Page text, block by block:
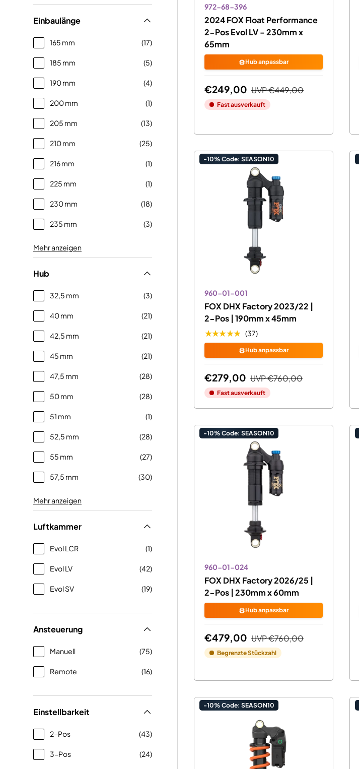
Einbaulänge
165 mm (17)
185 mm (5)
190 mm (4)
200 mm (1)
205 mm (13)
210 mm (25)
216 mm (1)
225 mm (1)
230 mm (18)
235 mm (3)
Mehr anzeigen
Hub
32,5 mm (3)
40 mm (21)
42,5 mm (21)
45 mm (21)
47,5 mm (28)
50 mm (28)
51 mm (1)
52,5 mm (28)
55 mm (27)
57,5 mm (30)
Mehr anzeigen
Luftkammer
Evol LCR (1)
Evol LV (42)
Evol SV (19)
Ansteuerung
Manuell (75)
Remote (16)
Einstellbarkeit
2-Pos (43)
3-Pos (24)
972-68-396
2024 FOX Float Performance
2-Pos Evol LV - 230mm x
65mm
⚙️Hub anpassbar
€249,00 UVP€449,00
Fast ausverkauft
-10% Code: SEASON10
960-01-001
FOX DHX Factory 2023/22 |
2-Pos | 190mm x 45mm
★★★★★ (37)
⚙️Hub anpassbar
€279,00 UVP€760,00
Fast ausverkauft
-10% Code: SEASON10
960-01-024
FOX DHX Factory 2026/25 |
2-Pos | 230mm x 60mm
⚙️Hub anpassbar
€479,00 UVP€760,00
Begrenzte Stückzahl
-10% Code: SEASON10